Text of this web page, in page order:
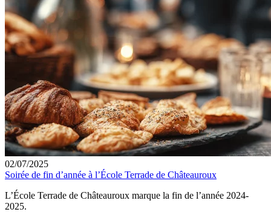
02/07/2025
Soirée de fin d’année à l’École Terrade de Châteauroux
L’École Terrade de Châteauroux marque la fin de l’année 2024-
2025.